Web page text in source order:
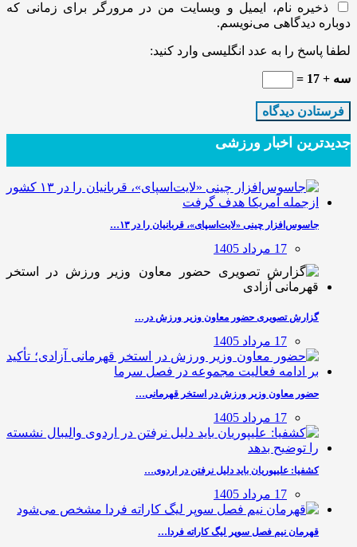
ذخیره نام، ایمیل و وبسایت من در مرورگر برای زمانی که
دوباره دیدگاهی می‌نویسم.
لطفا پاسخ را به عدد انگلیسی وارد کنید:
سه + 17 =
جدیدترین‌ اخبار ورزشی
جاسوس‌افزار چینی «لایت‌اسپای»، قربانیان را در ۱۳…
17 مرداد 1405
گزارش تصویری حضور معاون وزیر ورزش در…
17 مرداد 1405
حضور معاون وزیر ورزش در استخر قهرمانی…
17 مرداد 1405
کشفیا: علیپوریان باید دلیل نرفتن در اردوی…
17 مرداد 1405
قهرمان نیم فصل سوپر لیگ کاراته فردا…